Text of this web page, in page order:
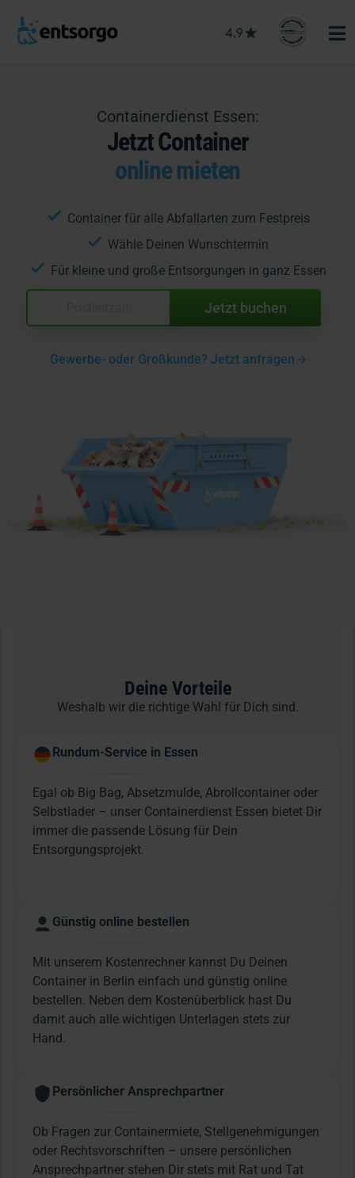
Containerdienst Essen:
Jetzt Container
online mieten
Container für alle Abfallarten zum Festpreis
Wähle Deinen Wunschtermin
Für kleine und große Entsorgungen in ganz Essen
Jetzt buchen
Gewerbe- oder Großkunde? Jetzt anfragen
Deine Vorteile
Weshalb wir die richtige Wahl für Dich sind.
Rundum-Service in Essen
Egal ob Big Bag, Absetzmulde, Abrollcontainer oder
Selbstlader – unser Containerdienst Essen bietet Dir
immer die passende Lösung für Dein
Entsorgungsprojekt.
Günstig online bestellen
Mit unserem Kostenrechner kannst Du Deinen
Container in Berlin einfach und günstig online
bestellen. Neben dem Kostenüberblick hast Du
damit auch alle wichtigen Unterlagen stets zur
Hand.
Persönlicher Ansprechpartner
Ob Fragen zur Containermiete, Stellgenehmigungen
oder Rechtsvorschriften – unsere persönlichen
Ansprechpartner stehen Dir stets mit Rat und Tat